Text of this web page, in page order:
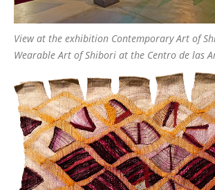
View at the exhibition Contemporary Art of
Wearable Art of Shibori at the Centro de las